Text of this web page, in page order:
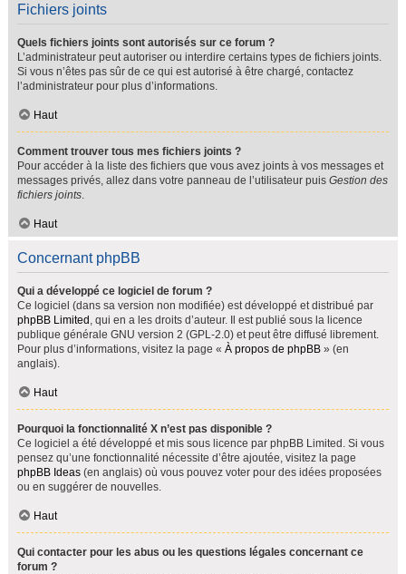
Fichiers joints
Quels fichiers joints sont autorisés sur ce forum ?
L’administrateur peut autoriser ou interdire certains types de fichiers joints.
Si vous n’êtes pas sûr de ce qui est autorisé à être chargé, contactez
l’administrateur pour plus d’informations.
Haut
Comment trouver tous mes fichiers joints ?
Pour accéder à la liste des fichiers que vous avez joints à vos messages et
messages privés, allez dans votre panneau de l’utilisateur puis Gestion des
fichiers joints.
Haut
Concernant phpBB
Qui a développé ce logiciel de forum ?
Ce logiciel (dans sa version non modifiée) est développé et distribué par
phpBB Limited , qui en a les droits d’auteur. Il est publié sous la licence
publique générale GNU version 2 (GPL-2.0) et peut être diffusé librement.
Pour plus d’informations, visitez la page « À propos de phpBB » (en
anglais).
Haut
Pourquoi la fonctionnalité X n’est pas disponible ?
Ce logiciel a été développé et mis sous licence par phpBB Limited. Si vous
pensez qu’une fonctionnalité nécessite d’être ajoutée, visitez la page
phpBB Ideas (en anglais) où vous pouvez voter pour des idées proposées
ou en suggérer de nouvelles.
Haut
Qui contacter pour les abus ou les questions légales concernant ce
forum ?